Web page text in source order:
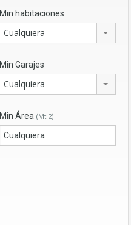
Min habitaciones
Cualquiera
Min Garajes
Cualquiera
Min Área (Mt 2)